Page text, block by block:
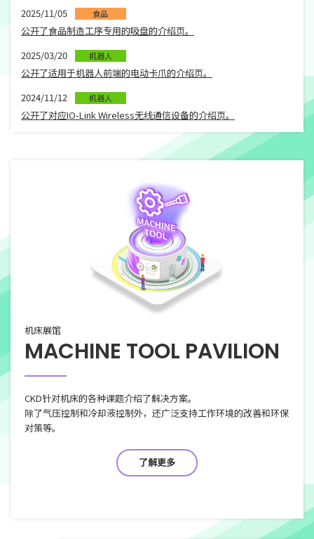
2025/11/05
食品
公开了食品制造工序专用的吸盘的介绍页。
2025/03/20
机器人
公开了适用于机器人前端的电动卡爪的介绍页。
2024/11/12
机器人
公开了对应IO-Link Wireless无线通信设备的介绍页。
机床展馆
MACHINE TOOL PAVILION
CKD针对机床的各种课题介绍了解决方案。
除了气压控制和冷却液控制外，还广泛支持工作环境的改善和环保
对策等。
了解更多